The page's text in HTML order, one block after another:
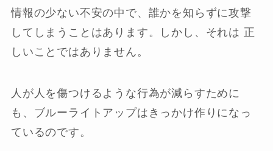
情報の少ない不安の中で、誰かを知らずに攻撃
してしまうことはあります。しかし、それは 正
しいことではありません。
人が人を傷つけるような行為が減らすために
も、ブルーライトアップはきっかけ作りになっ
ているのです。